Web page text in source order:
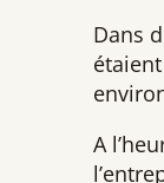
Dans
A